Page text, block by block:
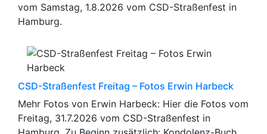
vom Samstag, 1.8.2026 vom CSD-Straßenfest in
Hamburg.
CSD-Straßenfest Freitag – Fotos Erwin Harbeck
Mehr Fotos von Erwin Harbeck: Hier die Fotos vom
Freitag, 31.7.2026 vom CSD-Straßenfest in